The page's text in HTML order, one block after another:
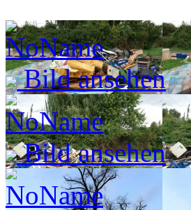
Bild ansehen
Bild ansehen